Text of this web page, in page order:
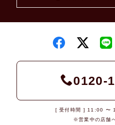
0120-
[ 受付時間 ] 11:00 〜
※営業中の店舗